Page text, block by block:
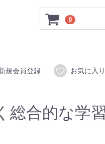
0
規会員登録 お気に入り
総合的な学